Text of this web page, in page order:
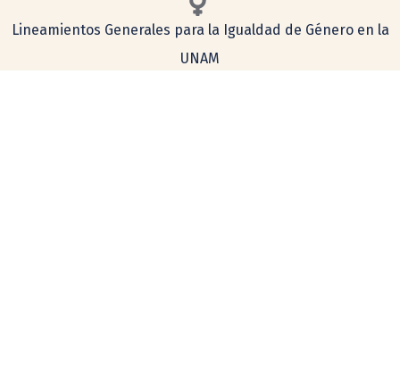
Lineamientos Generales para la Igualdad de Género en la
UNAM